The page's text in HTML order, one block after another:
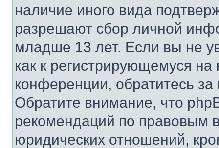
наличие иного вида
разрешают сбор личной
младше 13 лет. Если вы не
как к регистрирующемуся
конференции, обратитесь
Обратите внимание, что
рекомендаций по правовым
юридических отношений,